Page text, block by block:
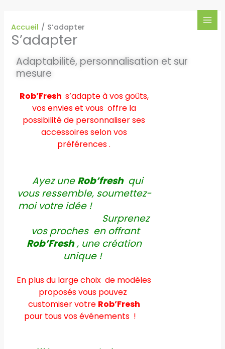
contenu
Accueil S’adapter
S’adapter
Adaptabilité, personnalisation et sur
mesure
Rob’Fresh s’adapte à vos goûts,
vos envies et vous offre la
possibilité de personnaliser ses
accessoires selon vos
préférences .
Ayez uneRob’fresh qui
vous ressemble, soumettez-
moi votre idée !
Surprenez
vos proches en offrant
Rob’Fresh, une création
unique !
En plus du large choix de modèles
proposés vous pouvez
customiser votre Rob’Fresh
pour tous vos événements !